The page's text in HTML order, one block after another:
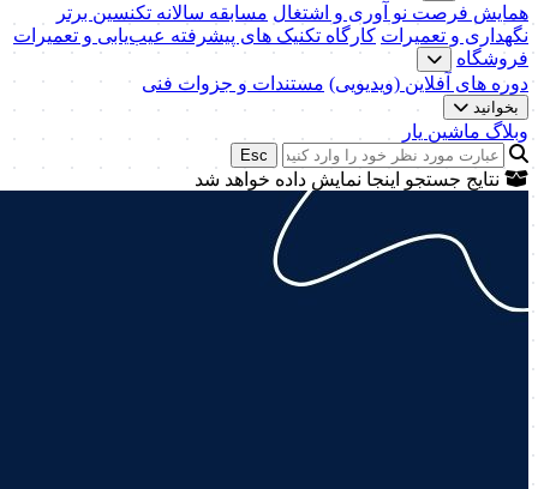
همایش فرصت نو آوری و اشتغال مسابقه سالانه تکنسین برتر
نگهداری و تعمیرات کارگاه تکنیک‌ های پیشرفته عیب‌یابی و تعمیرات
فروشگاه
دوره های آفلاین (ویدیویی) مستندات و جزوات فنی
بخوانید
وبلاگ ماشین یار
Esc
نتایج جستجو اینجا نمایش داده خواهد شد